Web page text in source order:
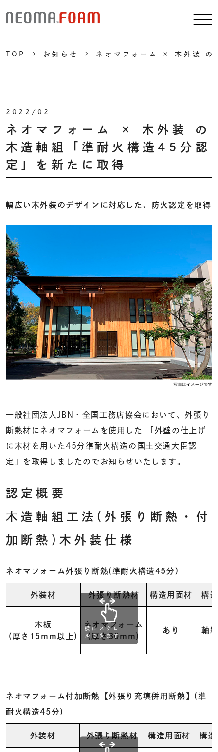
TOP お知らせ ネオマフォーム × 木外装 の
2022/02
ネオマフォーム × 木外装 の
木造軸組「準耐火構造45分認
定」を新たに取得
幅広い木外装のデザインに対応した、防火認定を取得
一般社団法人JBN・全国工務店協会において、外張り
断熱材にネオマフォームを使用した 「外壁の仕上げ
に木材を用いた45分準耐火構造の国土交通大臣認
定」を取得しましたのでお知らせいたします。
認定概要
木造軸組工法(外張り断熱・付
加断熱)木外装仕様
ネオマフォーム外張り断熱(準耐火構造45分)
外装材 外張り断熱材 構造用面材 構
木板
(厚さ15mm以上)
ネオマフォーム
(厚さ30mm)
あり 軸
横にスクロー
ルできます
ネオマフォーム付加断熱【外張り充填併用断熱】(準
耐火構造45分)
外装材 外張り断熱材 構造用面材 構造